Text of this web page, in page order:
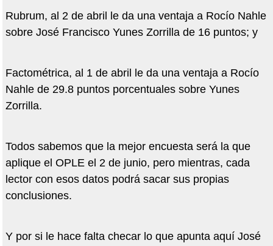
Rubrum, al 2 de abril le da una ventaja a Rocío Nahle
sobre José Francisco Yunes Zorrilla de 16 puntos; y
Factométrica, al 1 de abril le da una ventaja a Rocío
Nahle de 29.8 puntos porcentuales sobre Yunes
Zorrilla.
Todos sabemos que la mejor encuesta será la que
aplique el OPLE el 2 de junio, pero mientras, cada
lector con esos datos podrá sacar sus propias
conclusiones.
Y por si le hace falta checar lo que apunta aquí José